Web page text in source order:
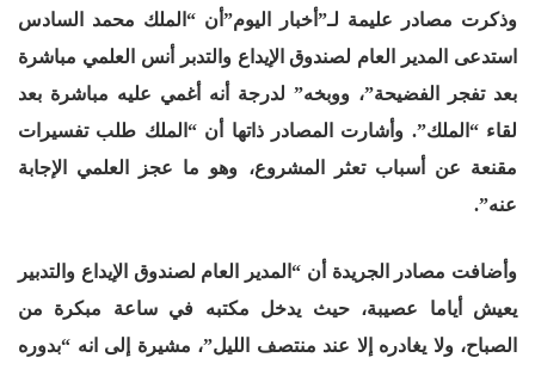
وذكرت مصادر عليمة لـ”أخبار اليوم”أن “الملك محمد السادس
استدعى المدير العام لصندوق الإيداع والتدبر أنس العلمي مباشرة
بعد تفجر الفضيحة”، ووبخه” لدرجة أنه أغمي عليه مباشرة بعد
لقاء “الملك”. وأشارت المصادر ذاتها أن “الملك طلب تفسيرات
مقنعة عن أسباب تعثر المشروع، وهو ما عجز العلمي الإجابة
عنه”.
وأضافت مصادر الجريدة أن “المدير العام لصندوق الإيداع والتدبير
يعيش أياما عصيبة، حيث يدخل مكتبه في ساعة مبكرة من
الصباح، ولا يغادره إلا عند منتصف الليل”، مشيرة إلى انه “بدوره